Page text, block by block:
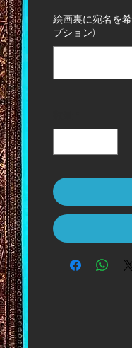
絵画裏に宛名を
プション)